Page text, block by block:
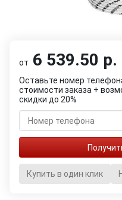
от 6 539.50 р.
Оставьте номер
стоимости заказа +
скидки до 20%
Купить в один клик